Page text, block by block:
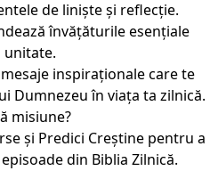
de liniște și reflecție.
învățăturile esențiale
unitate.
inspiraționale care te
Dumnezeu în viața ta zilnică.
misiune?
și Predici Creștine pentru a
din Biblia Zilnică.